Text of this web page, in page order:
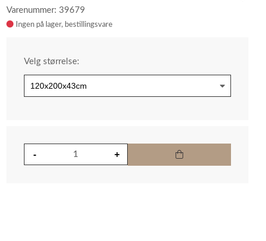
Varenummer: 39679
Ingen på lager
Velg størrelse: